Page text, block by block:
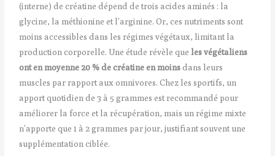
(interne) de créatine dépend de trois acides aminés : la
glycine, la méthionine et l’arginine. Or, ces nutriments sont
moins accessibles dans les régimes végétaux, limitant la
production corporelle. Une étude révèle que les végétaliens
ont en moyenne 20 % de créatine en moinsdans leurs
muscles par rapport aux omnivores. Chez les sportifs, un
apport quotidien de 3 à 5 grammes est recommandé pour
améliorer la force et la récupération, mais un régime mixte
n’apporte que 1 à 2 grammes par jour, justifiant souvent une
supplémentation ciblée.